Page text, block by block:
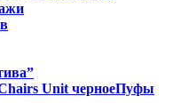
Пуфы